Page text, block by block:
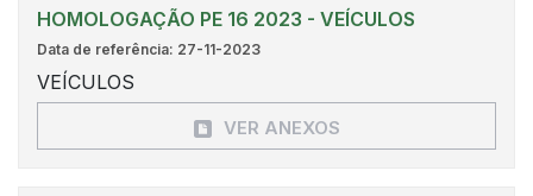
HOMOLOGAÇÃO PE 16 2023 - VEÍCULOS
Data de referência: 27-11-2023
VEÍCULOS
VER ANEXOS